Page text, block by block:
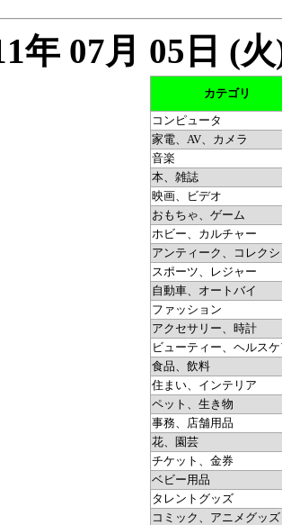
年 07月 05日 (
カテゴリ
コンピュータ
家電、AV、カメラ
音楽
本、雑誌
映画、ビデオ
おもちゃ、ゲーム
ホビー、カルチャー
アンティーク、コレク
スポーツ、レジャー
自動車、オートバイ
ファッション
アクセサリー、時計
ビューティー、ヘルス
食品、飲料
住まい、インテリア
ペット、生き物
事務、店舗用品
花、園芸
チケット、金券
ベビー用品
タレントグッズ
コミック、アニメグッズ